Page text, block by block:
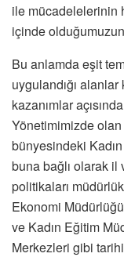
ile mücadelelerinin
içinde
Bu anlamda eşit
uygulandığı
kazanımlar
Yönetimimizde
bünyesindeki
buna bağlı olarak il
politikaları
Ekonomi
ve Kadın Eğitim
Merkezleri gibi tarihi